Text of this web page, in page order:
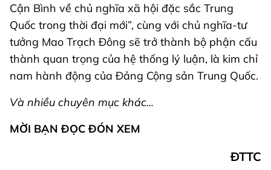
Cận Bình về chủ nghĩa xã hội đặc sắc Trung
Quốc trong thời đại mới”, cùng với chủ nghĩa-tư
tưởng Mao Trạch Đông sẽ trở thành bộ phận cấu
thành quan trọng của hệ thống lý luận, là kim chỉ
nam hành động của Đảng Cộng sản Trung Quốc.
Và nhiều chuyên mục khác...
MỜI BẠN ĐỌC ĐÓN XEM
ĐTTC